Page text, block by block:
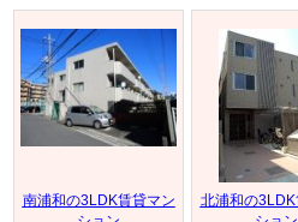
南浦和の3LDK賃貸マン
北浦和の